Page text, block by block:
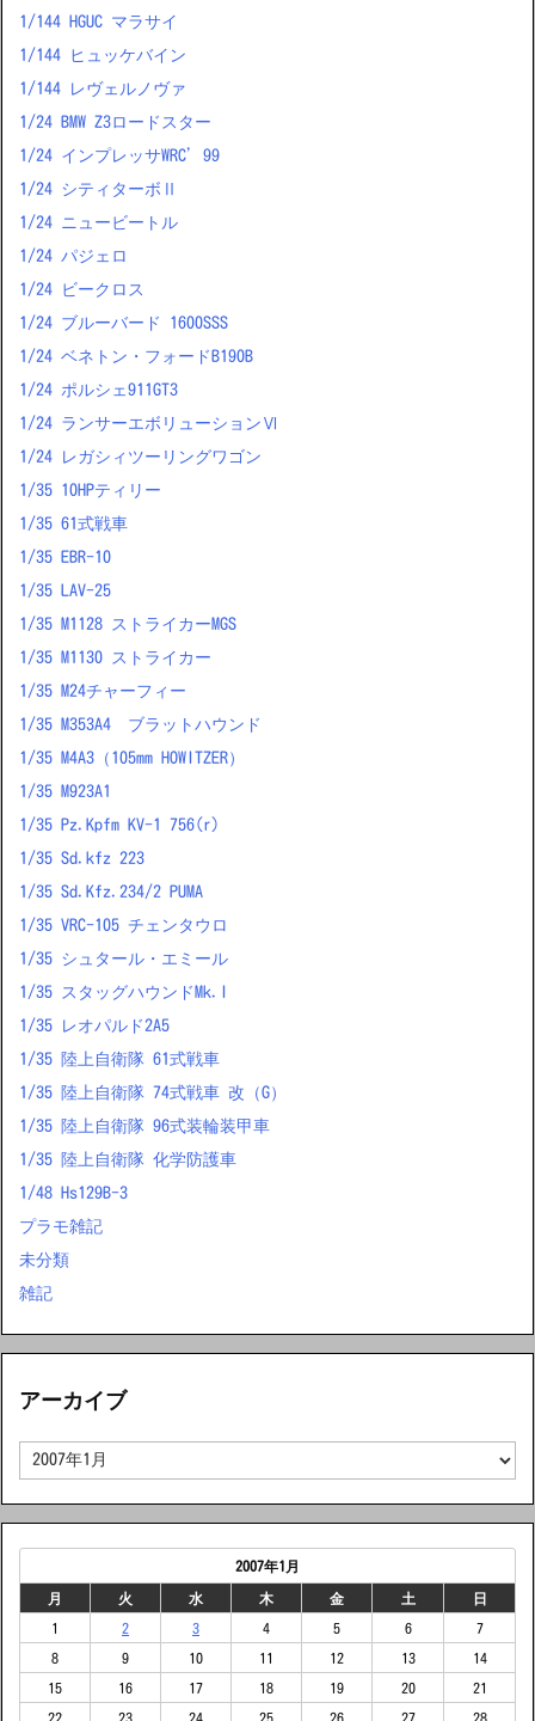
1/144 HGUC マラサイ
1/144 ヒュッケバイン
1/144 レヴェルノヴァ
1/24 BMW Z3ロードスター
1/24 インプレッサWRC’99
1/24 シティターボⅡ
1/24 ニュービートル
1/24 パジェロ
1/24 ビークロス
1/24 ブルーバード 1600SSS
1/24 ベネトン・フォードB190B
1/24 ポルシェ911GT3
1/24 ランサーエボリューションⅥ
1/24 レガシィツーリングワゴン
1/35 10HPティリー
1/35 61式戦車
1/35 EBR-10
1/35 LAV-25
1/35 M1128 ストライカーMGS
1/35 M1130 ストライカー
1/35 M24チャーフィー
1/35 M353A4 ブラットハウンド
1/35 M4A3（105mm HOWITZER）
1/35 M923A1
1/35 Pz.Kpfm KV-1 756(r)
1/35 Sd.kfz 223
1/35 Sd.Kfz.234/2 PUMA
1/35 VRC-105 チェンタウロ
1/35 シュタール・エミール
1/35 スタッグハウンドMk.I
1/35 レオパルド2A5
1/35 陸上自衛隊 61式戦車
1/35 陸上自衛隊 74式戦車 改（G）
1/35 陸上自衛隊 96式装輪装甲車
1/35 陸上自衛隊 化学防護車
1/48 Hs129B-3
プラモ雑記
未分類
雑記
アーカイブ
ア
2007年1月
月 火 水 木 金 土 日
1 2 3 4 5 6 7
8 9 10 11 12 13 14
15 16 17 18 19 20 21
22 23 24 25 26 27 28